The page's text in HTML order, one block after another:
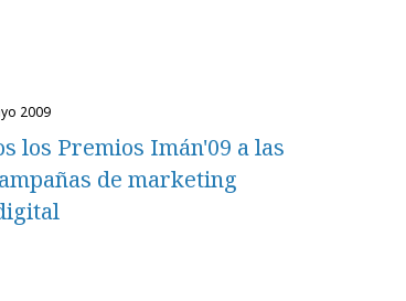
2009
los Premios Imán'09 a las
de marketing